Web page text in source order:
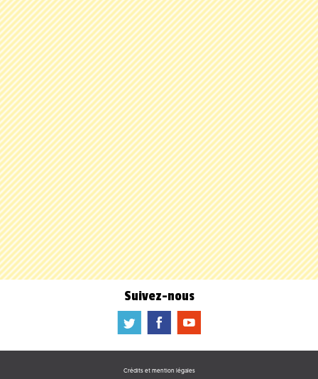
Suivez-nous
a b f
Crédits et mention légales